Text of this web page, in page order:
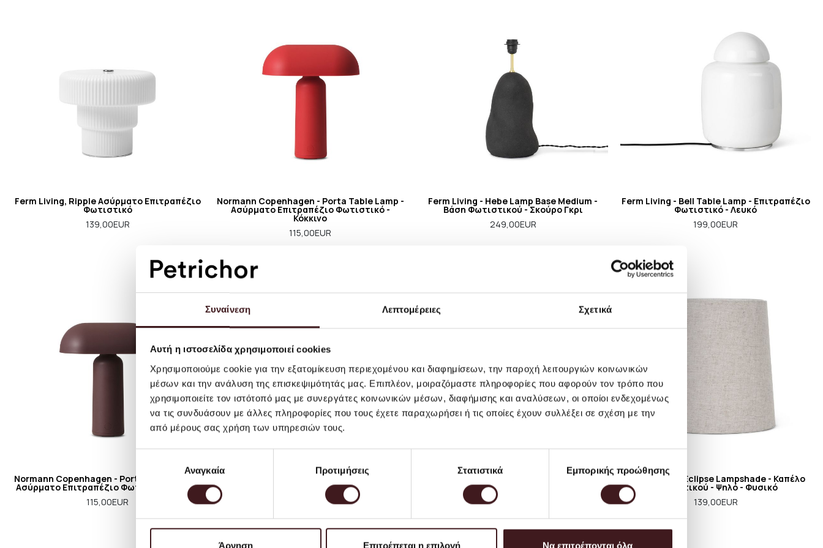
Συναίνεση Λεπτομέρειες Σχετικά
Αυτή η ιστοσελίδα χρησιμοποιεί cookies
Χρησιμοποιούμε cookie για την εξατομίκευση περιεχομένου και διαφημίσεων, την παροχή λειτουργιών κοινωνικών
μέσων και την ανάλυση της επισκεψιμότητάς μας. Επιπλέον, μοιραζόμαστε πληροφορίες που αφορούν τον τρόπο που
χρησιμοποιείτε τον ιστότοπό μας με συνεργάτες κοινωνικών μέσων, διαφήμισης και αναλύσεων, οι οποίοι ενδεχομένως
να τις συνδυάσουν με άλλες πληροφορίες που τους έχετε παραχωρήσει ή τις οποίες έχουν συλλέξει σε σχέση με την
από μέρους σας χρήση των υπηρεσιών τους.
συγκατάθεσηςΑναγκαία Προτιμήσεις Στατιστικά Εμπορικής προώθησης
Άρνηση Επιτρέπεται η επιλογή Να επιτρέπονται όλα
Ferm Living, Ripple Ασύρματο Επιτραπέζιο
Φωτιστικό
139,00EUR
Normann Copenhagen - Porta Table Lamp -
Ασύρματο Επιτραπέζιο Φωτιστικό -
Κόκκινο
115,00EUR
Ferm Living - Hebe Lamp Base Medium -
Βάση Φωτιστικού - Σκούρο Γκρι
249,00EUR
Ferm Living - Bell Table Lamp - Επιτραπέζιο
Φωτιστικό - Λευκό
199,00EUR
Normann Copenhagen - Porta Table Lamp -
Ασύρματο Επιτραπέζιο Φωτιστικό - Καφέ
115,00EUR
Ferm Living - Eclipse Lampshade - Καπέλο
Φωτιστικού - Χαμηλό -Γκρι/Μπεζ
139,00EUR
-33%
Ferm Living - Filo Table Lamp - Επιτραπέζιο
Φωτιστικό - Μαύρο/Μπεζ
180,00EUR
Ferm Living - Eclipse Lampshade - Καπέλο
Φωτιστικού - Ψηλό - Φυσικό
139,00EUR